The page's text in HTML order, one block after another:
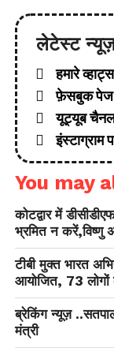
लेटेस्ट
हमारे
फ़ेसबुक पेज
यूट्यूब चैनल
इंस्टाग्राम
You may
कोटद्वार में
भ्रमित न करें,विष्णु
टीबी मुक्त भारत
आयोजित, 73
ब्रेकिंग न्यूज़
मंत्री